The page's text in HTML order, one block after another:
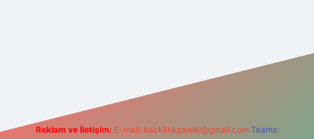
Reklam ve İletişim: E-mail: backlinkpaneli@gmail.com Teams: